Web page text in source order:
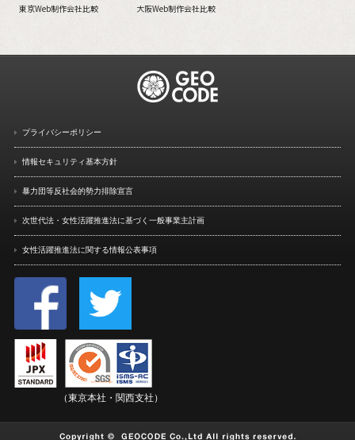
東京Web制作会社比較 大阪Web制作会社比較
プライバシーポリシー
情報セキュリティ基本方針
暴力団等反社会的勢力排除宣言
次世代法・女性活躍推進法に基づく一般事業主計画
女性活躍推進法に関する情報公表事項
（東京本社・関西支社）